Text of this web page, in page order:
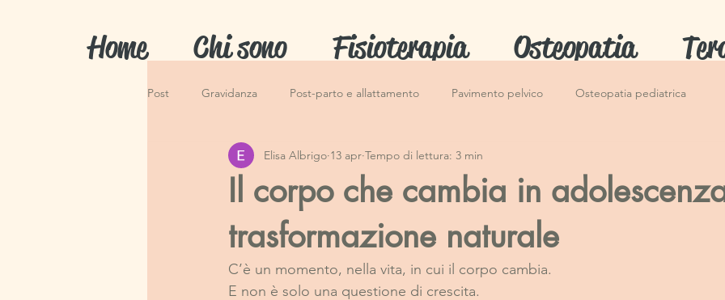
Home Chi sono Fisioterapia Osteopatia
Post Gravidanza Post-parto e allattamento Pavimento pelvico Osteopatia pediatrica
Il corpo che cambia in
trasformazione naturale
Elisa Albrigo 13 apr Tempo di lettura: 3 min
C’è un momento, nella vita, in cui il corpo cambia.
E non è solo una questione di crescita.